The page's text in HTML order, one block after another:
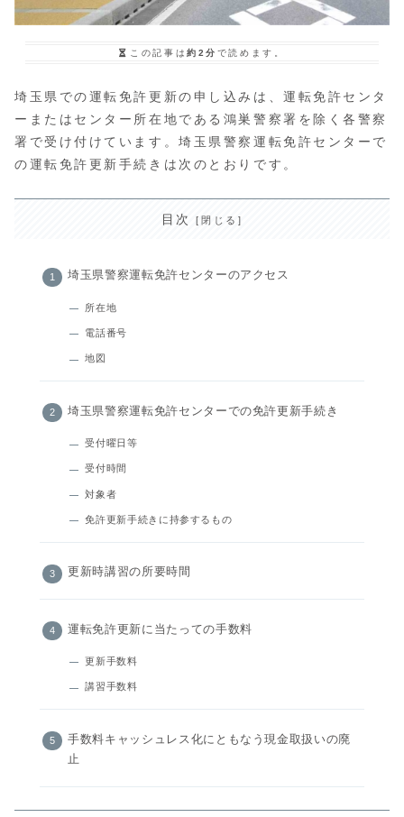
この記事は約2分 で読めます。
埼玉県での運転免許更新の申し込みは、運転免許センタ
ーまたはセンター所在地である鴻巣警察署を除く各警察
署で受け付けています。埼玉県警察運転免許センターで
の運転免許更新手続きは次のとおりです。
目次
埼玉県警察運転免許センターのアクセス
所在地
電話番号
地図
埼玉県警察運転免許センターでの免許更新手続き
受付曜日等
受付時間
対象者
免許更新手続きに持参するもの
更新時講習の所要時間
運転免許更新に当たっての手数料
更新手数料
講習手数料
手数料キャッシュレス化にともなう現金取扱いの廃
止